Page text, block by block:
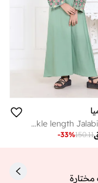
Girls Green Premium Rayon Slub Ankle length Jalabiya Dress
150.11
-33%